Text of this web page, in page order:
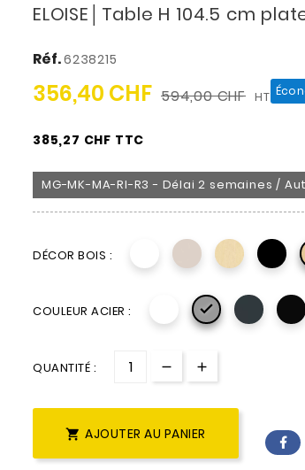
ELOISE│Table H 104.5 cm
Réf.6238215
356,40 CHF 594,00 CHF HT
385,27 CHF TTC
MG-MK-MA-RI-R3 - Délai 2 semaines /
DÉCOR BOIS :
COULEUR ACIER : 
QUANTITÉ :
 AJOUTER AU PANIER